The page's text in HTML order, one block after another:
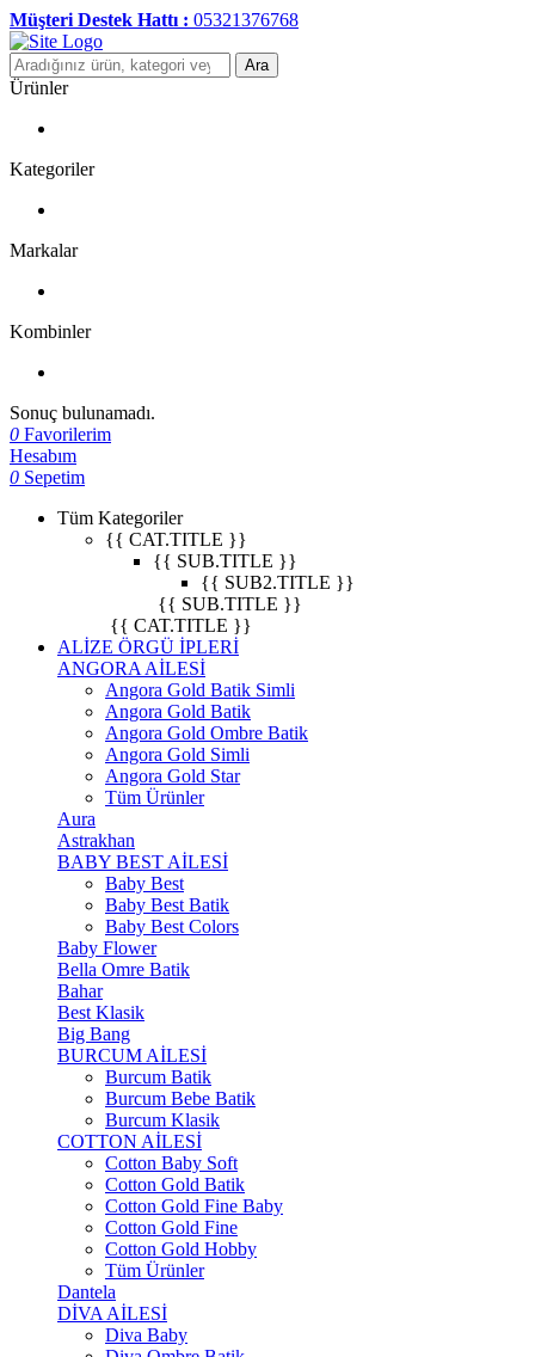
Müşteri Destek Hattı : 05321376768
Ara
Ürünler
Kategoriler
Markalar
Kombinler
Sonuç bulunamadı.
0 Favorilerim
Hesabım
0 Sepetim
Tüm Kategoriler
{{ CAT.TITLE }}
{{ SUB.TITLE }}
{{ SUB2.TITLE }}
{{ SUB.TITLE }}
{{ CAT.TITLE }}
ALİZE ÖRGÜ İPLERİ
ANGORA AİLESİ
Angora Gold Batik Simli
Angora Gold Batik
Angora Gold Ombre Batik
Angora Gold Simli
Angora Gold Star
Tüm Ürünler
Aura
Astrakhan
BABY BEST AİLESİ
Baby Best
Baby Best Batik
Baby Best Colors
Baby Flower
Bella Omre Batik
Bahar
Best Klasik
Big Bang
BURCUM AİLESİ
Burcum Batik
Burcum Bebe Batik
Burcum Klasik
COTTON AİLESİ
Cotton Baby Soft
Cotton Gold Batik
Cotton Gold Fine Baby
Cotton Gold Fine
Cotton Gold Hobby
Tüm Ürünler
Dantela
DİVA AİLESİ
Diva Baby